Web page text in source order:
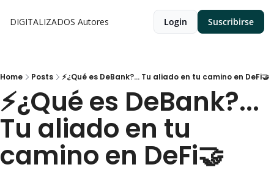
DIGITALIZADOS Autores Login Suscribirse
Home Posts ⚡¿Qué es DeBank?... Tu aliado en tu camino en DeFi🤝
⚡¿Qué es DeBank?...
Tu aliado en tu
camino en DeFi🤝